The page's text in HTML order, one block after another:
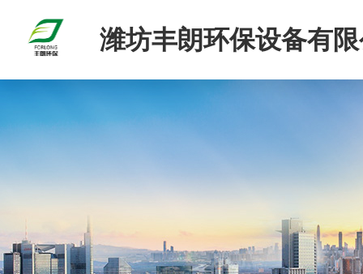
潍坊丰朗环保设备有